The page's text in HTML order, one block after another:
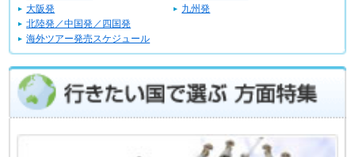
大阪発
九州発
北陸発／中国発／四国発
海外ツアー発売スケジュール